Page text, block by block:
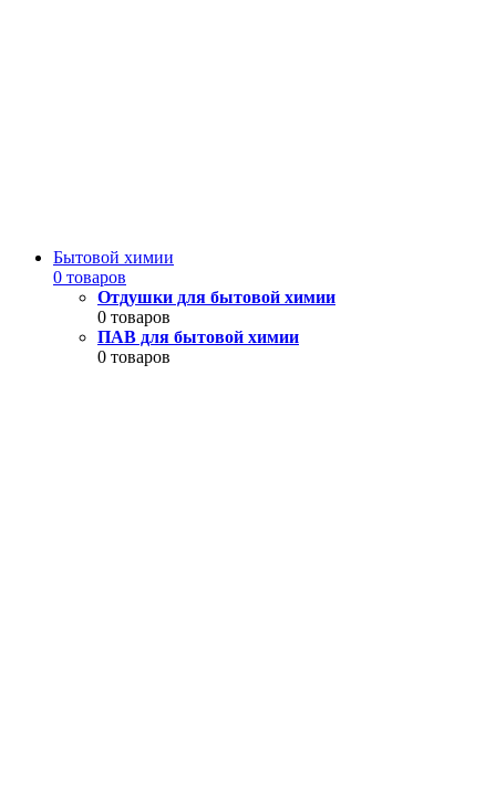
Бытовой химии
0 товаров
Отдушки для бытовой химии
0 товаров
ПАВ для бытовой химии
0 товаров